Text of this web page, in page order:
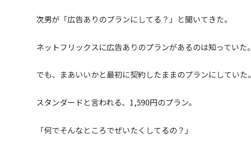
次男が「広告ありのプランにしてる？」と聞いてきた。
ネットフリックスに広告ありのプランがあるのは知っていた。
でも、まあいいかと最初に契約したままのプランにしていた。
スタンダードと言われる、1,590円のプラン。
「何でそんなところでぜいたくしてるの？」